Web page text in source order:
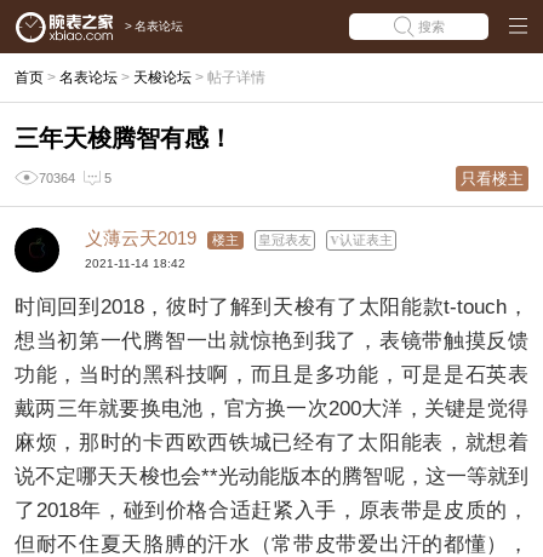
> 名表论坛 搜索
首页 > 名表论坛 > 天梭论坛 > 帖子详情
三年天梭腾智有感！
70364 5 只看楼主
义薄云天2019 楼主 皇冠表友 认证表主
2021-11-14 18:42
时间回到2018，彼时了解到天梭有了太阳能款t-touch，
想当初第一代腾智一出就惊艳到我了，表镜带触摸反馈
功能，当时的黑科技啊，而且是多功能，可是是石英表
戴两三年就要换电池，官方换一次200大洋，关键是觉得
麻烦，那时的卡西欧西铁城已经有了太阳能表，就想着
说不定哪天天梭也会**光动能版本的腾智呢，这一等就到
了2018年，碰到价格合适赶紧入手，原表带是皮质的，
但耐不住夏天胳膊的汗水（常带皮带爱出汗的都懂），